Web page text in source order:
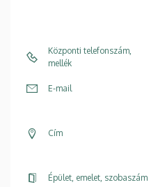
Központi telefonszám,
mellék
E-mail
Cím
Épület, emelet, szobaszám